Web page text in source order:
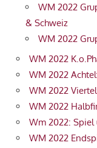
WM 2022
& Schweiz
WM 2022
WM 2022
WM 2022
WM 2022
WM 2022
Wm 2022: Spiel
WM 2022